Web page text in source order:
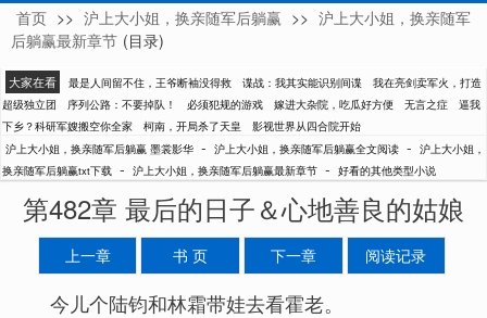
墨裳影华
首页 >> 沪上大小姐，换亲随军后躺赢 >> 沪上大小姐，换亲随军
后躺赢最新章节 (目录)
大家在看 最是人间留不住，王爷断袖没得救 谍战：我其实能识别间谍
我在亮剑卖军火，打造
超级独立团
序列公路：不要掉队！ 必须犯规的游戏 嫁进大杂院，吃瓜好方便 无言之症
逼我
下乡？科研军嫂搬空你全家
柯南，开局杀了天皇
影视世界从四合院开始
沪上大小姐，换亲随军后躺赢 墨裳影华 - 沪上大小姐，换亲随军后躺赢全文阅读 - 沪上大小姐，
换亲随军后躺赢txt下载 - 沪上大小姐，换亲随军后躺赢最新章节 - 好看的其他类型小说
第482章 最后的日子＆心地善良的姑娘
上一章 书 页 下一章 阅读记录
今儿个陆钧和林霜带娃去看霍老。